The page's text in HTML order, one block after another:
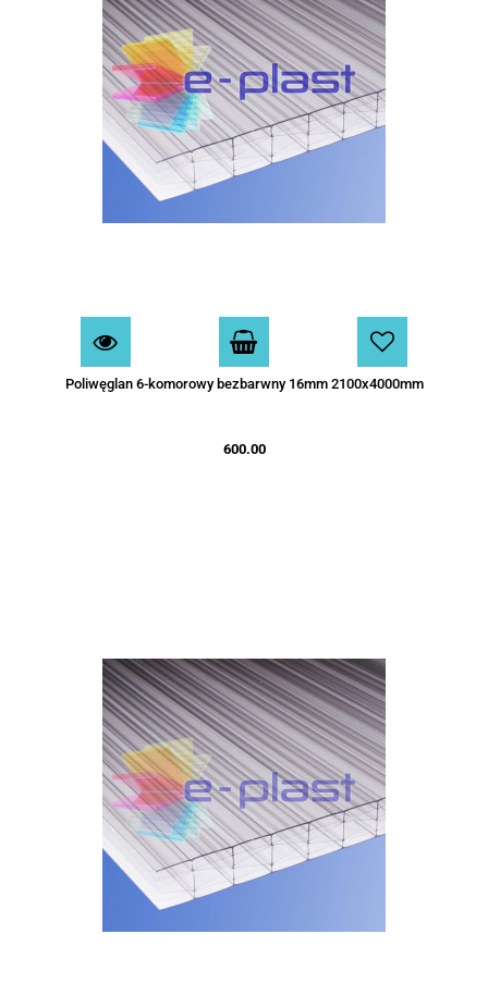
Poliwęglan 6-komorowy bezbarwny 16mm 2100x4000mm
600.00